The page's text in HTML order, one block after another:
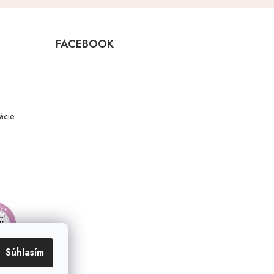
Súhlasím
FACEBOOK